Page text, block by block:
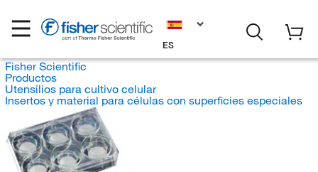
ES
Fisher Scientific
Productos
Utensilios para cultivo celular
Insertos y material para células con superficies especiales